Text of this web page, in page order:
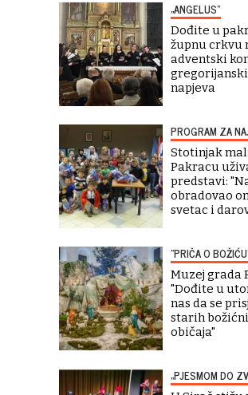
„ANGELUS“
Dođite u
župnu crkvu
adventski
napjeva
PROGRAM ZA
Stotinjak
Pakracu
predstavi:
obradovao
svetac i
"PRIČA O
Muzej grada
"Dođite u
nas da se
starih
običaja"
„PJESMOM DO